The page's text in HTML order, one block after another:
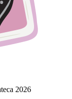
2026